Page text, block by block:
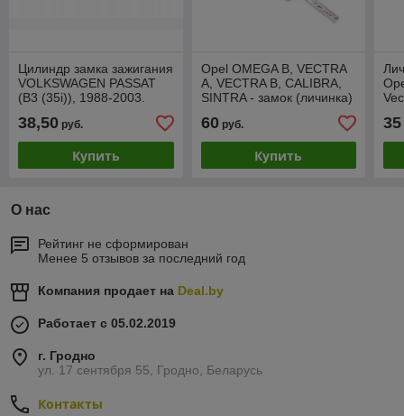
Цилиндр замка зажигания
VOLKSWAGEN PASSAT
(B3 (35i)), 1988-2003.
38,50 руб.
Купить
Opel OMEGA B, VECTRA
A, VECTRA B, CALIBRA,
SINTRA - замок (личинка)
60руб.
Купить
35
О нас
Рейтинг не сформирован
Менее 5 отзывов за последний год
Компания продает на Deal.by
Работает с 05.02.2019
г. Гродно
ул. 17 сентября 55, Гродно, Беларусь
Контакты